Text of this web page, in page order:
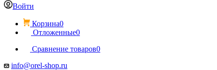
Войти
Корзина0
Отложенные0
Сравнение товаров0
info@orel-shop.ru